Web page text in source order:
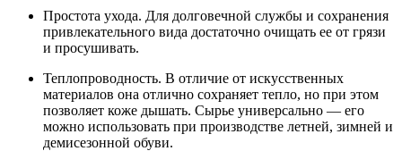
Простота ухода. Для долговечной службы и сохранения
привлекательного вида достаточно очищать ее от грязи
и просушивать.
Теплопроводность. В отличие от искусственных
материалов она отлично сохраняет тепло, но при этом
позволяет коже дышать. Сырье универсально — его
можно использовать при производстве летней, зимней и
демисезонной обуви.